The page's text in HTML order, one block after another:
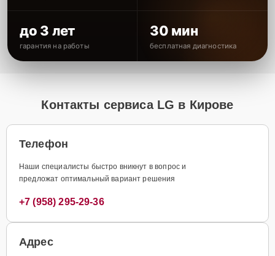
до 3 лет
гарантия на работы
30 мин
бесплатная диагностика
Контакты сервиса LG в Кирове
Телефон
Наши специалисты быстро вникнут в вопрос и
предложат оптимальный вариант решения
+7 (958) 295-29-36
Адрес